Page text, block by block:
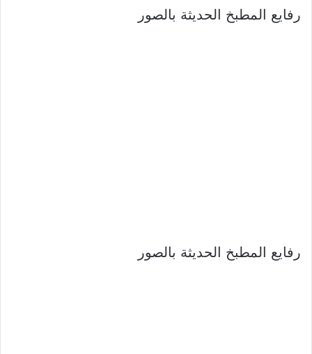
رفايع المطبخ الحديثة بالصور
رفايع المطبخ الحديثة بالصور